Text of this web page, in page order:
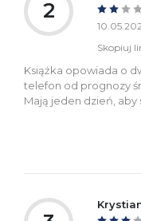
2
Skopiuj
Książka opowiada o
telefon od prognozy
Mają jeden dzień, aby